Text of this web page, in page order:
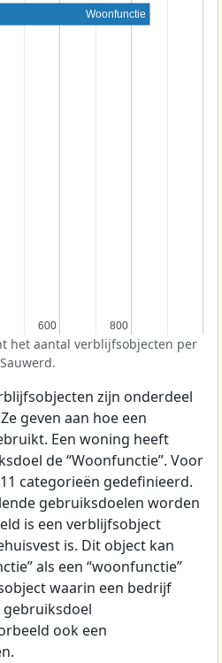
600
600 800
800
Woonfunctie
het aantal verblijfsobjecten per
zijn onderdeel
geven aan hoe een
Een woning heeft
de “Woonfunctie”. Voor
categorieën gedefinieerd.
gebruiksdoelen worden
is een verblijfsobject
is. Dit object kan
als een “woonfunctie”
waarin een bedrijf
gebruiksdoel
ook een